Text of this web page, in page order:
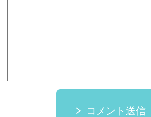
コメント送信